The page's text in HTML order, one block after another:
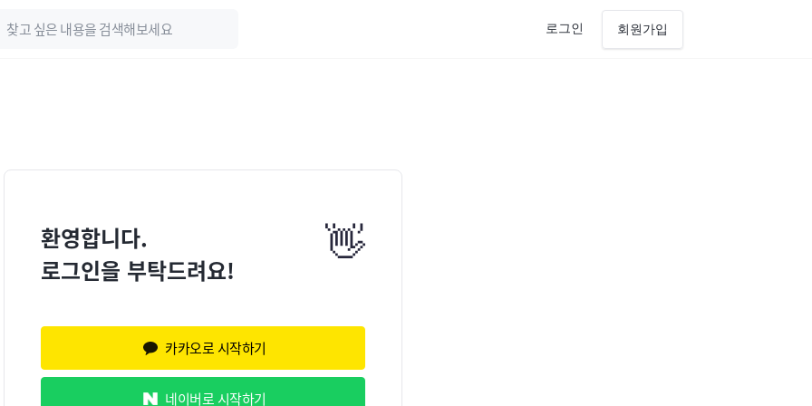
로그인 회원가입
환영합니다.
로그인을 부탁드려요!
👋
카카오로 시작하기
네이버로 시작하기